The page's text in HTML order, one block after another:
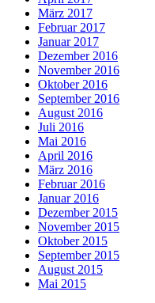
März 2017
Februar 2017
Januar 2017
Dezember 2016
November 2016
Oktober 2016
September 2016
August 2016
Juli 2016
Mai 2016
April 2016
März 2016
Februar 2016
Januar 2016
Dezember 2015
November 2015
Oktober 2015
September 2015
August 2015
Mai 2015